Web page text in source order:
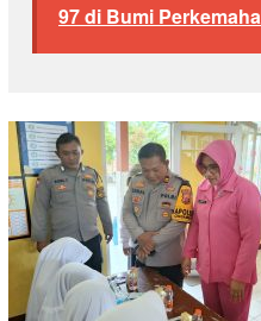
97 di Bumi